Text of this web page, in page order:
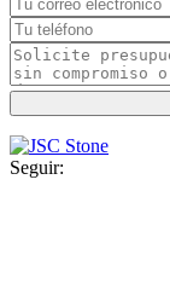
Seguir: